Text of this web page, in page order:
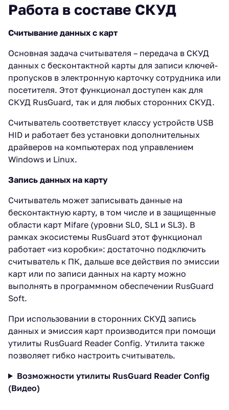
Работа в составе СКУД
Считывание данных с карт
Основная задача считывателя – передача в СКУД
данных с бесконтактной карты для записи ключей-
пропусков в электронную карточку сотрудника или
посетителя. Этот функционал доступен как для
СКУД RusGuard, так и для любых сторонних СКУД.
Считыватель соответствует классу устройств USB
HID и работает без установки дополнительных
драйверов на компьютерах под управлением
Windows и Linux.
Запись данных на карту
Считыватель может записывать данные на
бесконтактную карту, в том числе и в защищенные
области карт Mifare (уровни SL0, SL1 и SL3). В
рамках экосистемы RusGuard этот функционал
работает «из коробки»: достаточно подключить
считыватель к ПК, дальше все действия по эмиссии
карт или по записи данных на карту можно
выполнять в программном обеспечении RusGuard
Soft.
При использовании в сторонних СКУД запись
данных и эмиссия карт производится при помощи
утилиты RusGuard Reader Config. Утилита также
позволяет гибко настроить считыватель.
Возможности утилиты RusGuard Reader Config
(Видео)